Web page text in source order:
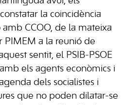
la coincidència
amb CCOO, de la mateixa
PIMEM a la reunió de
sentit, el PSIB-PSOE
els agents econòmics i
dels socialistes i
que no poden dilatar-se